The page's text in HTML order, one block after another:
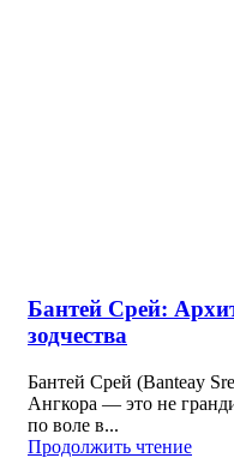
Бантей Срей:
зодчества
Бантей Срей (Banteay
Ангкора — это не
по воле в...
Продолжить чтение